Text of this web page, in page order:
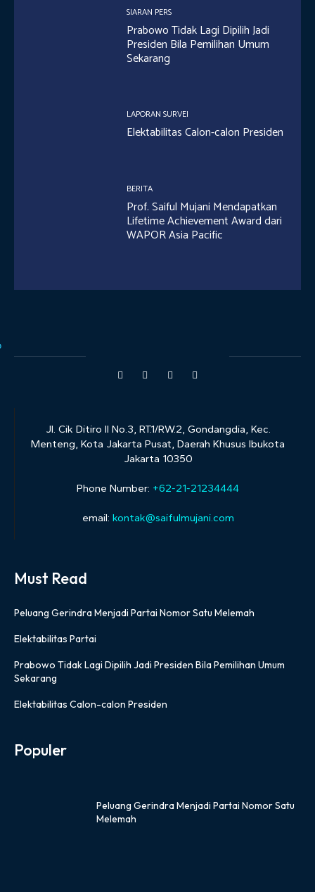
SIARAN PERS
Prabowo Tidak Lagi Dipilih Jadi
Presiden Bila Pemilihan Umum
Sekarang
LAPORAN SURVEI
Elektabilitas Calon-calon Presiden
BERITA
Prof. Saiful Mujani Mendapatkan
Lifetime Achievement Award dari
WAPOR Asia Pacific
Jl. Cik Ditiro II No.3, RT.1/RW.2, Gondangdia, Kec.
Menteng, Kota Jakarta Pusat, Daerah Khusus Ibukota
Jakarta 10350
Phone Number: +62-21-21234444
email: kontak@saifulmujani.com
Must Read
Peluang Gerindra Menjadi Partai Nomor Satu Melemah
Elektabilitas Partai
Prabowo Tidak Lagi Dipilih Jadi Presiden Bila Pemilihan Umum
Sekarang
Elektabilitas Calon-calon Presiden
Populer
Peluang Gerindra Menjadi Partai Nomor Satu
Melemah